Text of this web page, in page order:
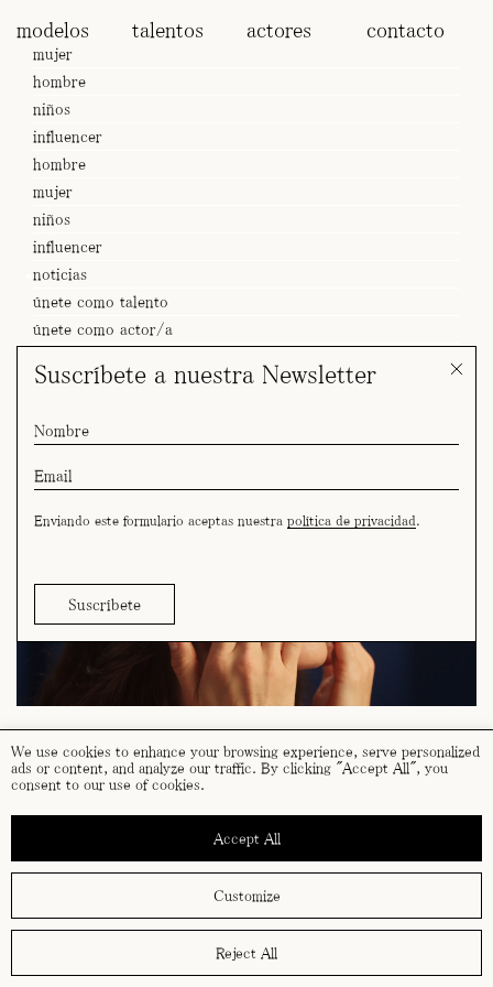
We use cookies to enhance your browsing experience, serve personalized
ads or content, and analyze our traffic. By clicking "Accept All", you
consent to our use of cookies.
Customize
Reject All
Accept All
modelos talentos actores contacto
mujer
hombre
niños
influencer
hombre
mujer
niños
influencer
noticias
únete como talento
únete como actor/a
Suscríbete a nuestra Newsletter
Enviando este formulario aceptas nuestra política de privacidad
términos y condiciones
política de cookies